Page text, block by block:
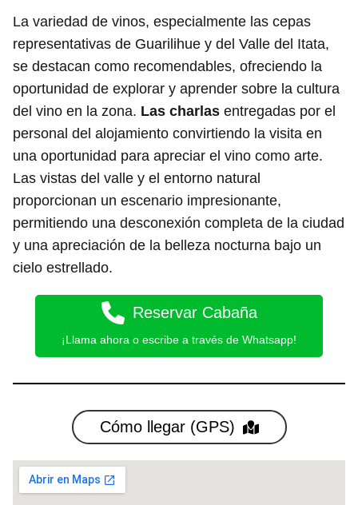
La variedad de vinos, especialmente las cepas
representativas de Guarilihue y del Valle del Itata,
se destacan como recomendables, ofreciendo la
oportunidad de explorar y aprender sobre la cultura
del vino en la zona. Las charlas entregadas por el
personal del alojamiento convirtiendo la visita en
una oportunidad para apreciar el vino como arte.
Las vistas del valle y el entorno natural
proporcionan un escenario impresionante,
permitiendo una desconexión completa de la ciudad
y una apreciación de la belleza nocturna bajo un
cielo estrellado.
Reservar Cabaña
¡Llama ahora o escribe a través de Whatsapp!
Cómo llegar (GPS)